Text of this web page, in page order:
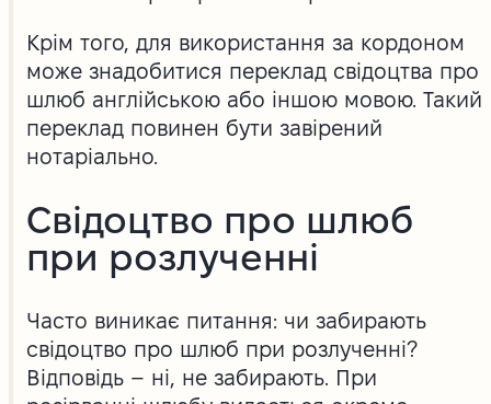
Крім того, для використання за кордоном
може знадобитися переклад свідоцтва про
шлюб англійською або іншою мовою. Такий
переклад повинен бути завірений
нотаріально.
Свідоцтво про шлюб
при розлученні
Часто виникає питання: чи забирають
свідоцтво про шлюб при розлученні?
Відповідь – ні, не забирають. При